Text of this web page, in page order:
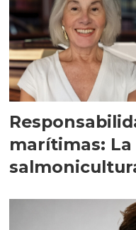
marítimas: